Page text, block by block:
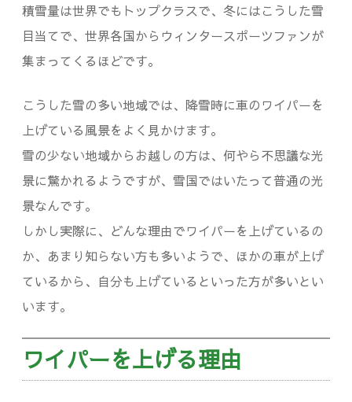
っ
た
積雪量は世界でもトップクラスで、冬にはこうした雪
目当てで、世界各国からウィンタースポーツファンが
集まってくるほどです。
こうした雪の多い地域では、降雪時に車のワイパーを
上げている風景をよく見かけます。
雪の少ない地域からお越しの方は、何やら不思議な光
景に驚かれるようですが、雪国ではいたって普通の光
景なんです。
しかし実際に、どんな理由でワイパーを上げているの
か、あまり知らない方も多いようで、ほかの車が上げ
ているから、自分も上げているといった方が多いとい
います。
ワイパーを上げる理由